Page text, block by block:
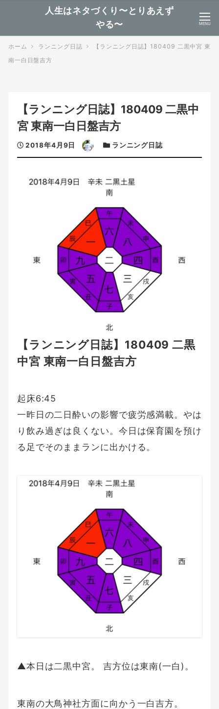
人生はネタづくり〜とりあえず
やる〜
MENU
ホーム ランニング日誌
【ランニング日誌】180409 二黒中宮 東
南一白日盤吉方
【ランニング日誌】180409 二黒中
宮 東南一白日盤吉方
投
稿
2018年4月9日
著
者
カ
テ
リ
ランニング日誌
【ランニング日誌】180409 二黒
中宮 東南一白日盤吉方
起床6:45
一昨日の二日酔いの影響で疲労感満載。やは
り飲み過ぎは良くない。今日は保育園を預け
る足でそのままランに出かける。
▲本日は二黒中宮。 吉方位は東南(一白)。
東南の大鳥神社方面に向かう一白吉方。